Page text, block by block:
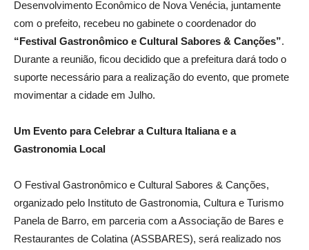
Desenvolvimento Econômico de Nova Venécia, juntamente
com o prefeito, recebeu no gabinete o coordenador do
“Festival Gastronômico e Cultural Sabores & Canções”.
Durante a reunião, ficou decidido que a prefeitura dará todo o
suporte necessário para a realização do evento, que promete
movimentar a cidade em Julho.
Um Evento para Celebrar a Cultura Italiana e a
Gastronomia Local
O Festival Gastronômico e Cultural Sabores & Canções,
organizado pelo Instituto de Gastronomia, Cultura e Turismo
Panela de Barro, em parceria com a Associação de Bares e
Restaurantes de Colatina (ASSBARES), será realizado nos